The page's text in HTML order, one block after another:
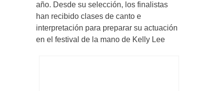
año. Desde su selección, los finalistas
han recibido clases de canto e
interpretación para preparar su actuación
en el festival de la mano de Kelly Lee